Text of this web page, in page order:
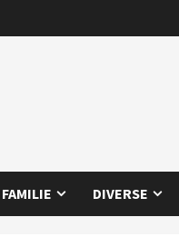
FAMILIE DIVERSE